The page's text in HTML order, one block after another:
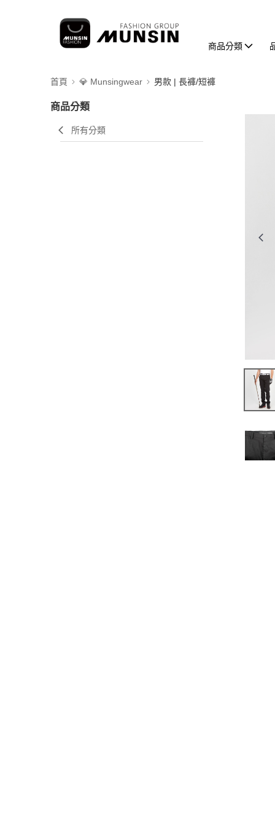
商品分類
首頁 💎 Munsingwear 男款 | 長褲/短褲
商品分類
所有分類